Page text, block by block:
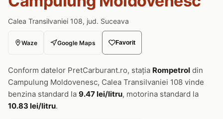
Calea Transilvaniei 108, jud. Suceava
Waze Google Maps Favorit
Conform datelor PretCarburant.ro, stația Rompetrol din
Campulung Moldovenesc, Calea Transilvaniei 108 vinde
benzina standard la 9.47 lei/litru, motorina standard la
10.83 lei/litru.